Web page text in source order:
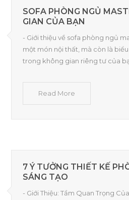
SOFA PHÒNG NGỦ
GIAN CỦA BẠN
- Giới thiệu về sofa phòng ngủ
một món nội thất, mà còn là
trong không gian riêng tư của
Read More
7 Ý TƯỞNG THIẾT KẾ
SÁNG TẠO
- Giới Thiệu: Tầm Quan Trọng